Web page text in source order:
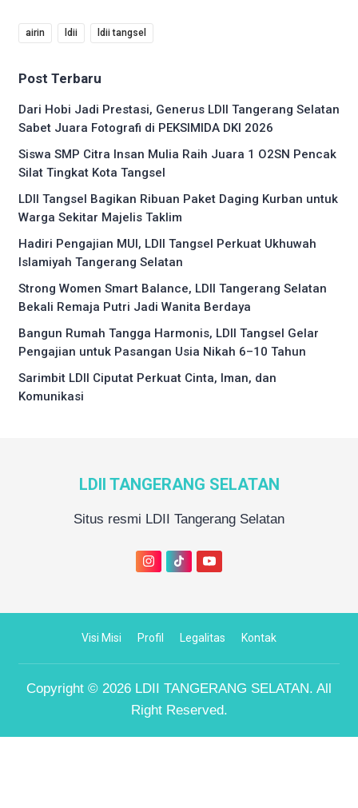
airin ldii ldii tangsel
Post Terbaru
Dari Hobi Jadi Prestasi, Generus LDII Tangerang Selatan
Sabet Juara Fotografi di PEKSIMIDA DKI 2026
Siswa SMP Citra Insan Mulia Raih Juara 1 O2SN Pencak
Silat Tingkat Kota Tangsel
LDII Tangsel Bagikan Ribuan Paket Daging Kurban untuk
Warga Sekitar Majelis Taklim
Hadiri Pengajian MUI, LDII Tangsel Perkuat Ukhuwah
Islamiyah Tangerang Selatan
Strong Women Smart Balance, LDII Tangerang Selatan
Bekali Remaja Putri Jadi Wanita Berdaya
Bangun Rumah Tangga Harmonis, LDII Tangsel Gelar
Pengajian untuk Pasangan Usia Nikah 6–10 Tahun
Sarimbit LDII Ciputat Perkuat Cinta, Iman, dan
Komunikasi
LDII TANGERANG SELATAN
Situs resmi LDII Tangerang Selatan
Visi Misi Profil Legalitas Kontak
Copyright © 2026 LDII TANGERANG SELATAN. All
Right Reserved.